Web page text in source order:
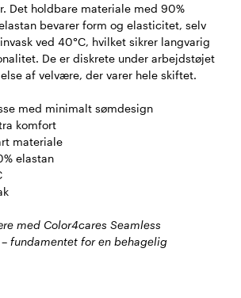
Det holdbare materiale med 90%
bevarer form og elasticitet, selv
ved 40°C, hvilket sikrer langvarig
De er diskrete under arbejdstøjet
af velvære, der varer hele skiftet.
med minimalt sømdesign
komfort
materiale
elastan
med Color4cares Seamless
fundamentet for en behagelig